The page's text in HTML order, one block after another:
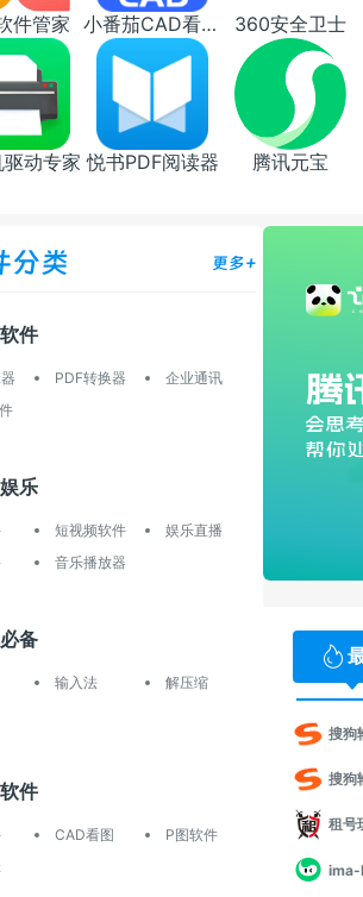
件管家 小番茄CAD看图王 360安全卫士
动专家 悦书PDF阅读器 腾讯元宝
分类 更多+
件
PDF转换器
企业通讯
乐
短视频软件
娱乐直播
音乐播放器
备
输入法
解压缩
件
CAD看图
P图软件
搜狗
搜狗
租号
ima-